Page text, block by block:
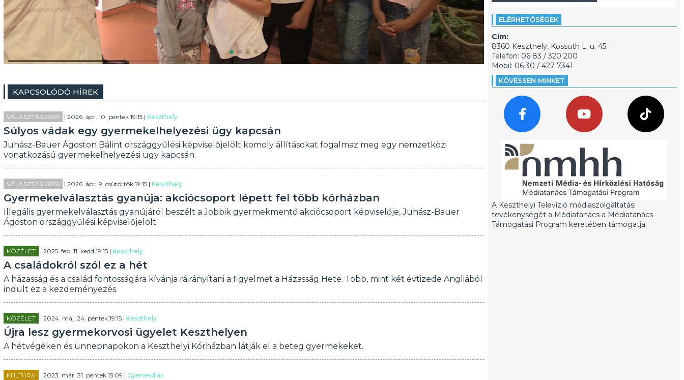
KAPCSOLÓDÓ HÍREK
VÁLASZTÁS 2026 | 2026. ápr. 10. péntek 19:15 | Keszthely
Súlyos vádak egy gyermekelhelyezési ügy kapcsán
Juhász-Bauer Ágoston Bálint országgyűlési képviselőjelölt komoly állításokat fogalmaz meg egy nemzetközi
vonatkozású gyermekelhelyezési ügy kapcsán.
VÁLASZTÁS 2026 | 2026. ápr. 9. csütörtök 19:15 | Keszthely
Gyermekelválasztás gyanúja: akciócsoport lépett fel több kórházban
Illegális gyermekelválasztás gyanújáról beszélt a Jobbik gyermekmentő akciócsoport képviselője, Juhász-Bauer
Ágoston országgyűlési képviselőjelölt.
KÖZÉLET | 2025. feb. 11. kedd 19:15 | Keszthely
A családokról szól ez a hét
A házasság és a család fontosságára kívánja ráirányítani a figyelmet a Házasság Hete. Több, mint két évtizede Angliából
indult ez a kezdeményezés.
KÖZÉLET | 2024. máj. 24. péntek 19:15 | Keszthely
Újra lesz gyermekorvosi ügyelet Keszthelyen
A hétvégéken és ünnepnapokon a Keszthelyi Kórházban látják el a beteg gyermekeket.
KULTÚRA | 2023. már. 31. péntek 15:09 | Gyenesdiás
ELÉRHETŐSÉGEK
Cím:
8360 Keszthely, Kossuth L. u. 45.
Telefon: 06 83 / 320 200
Mobil: 06 30 / 427 7341
KÖVESSEN MINKET
A Keszthelyi Televízió médiaszolgáltatási
tevékenységét a Médiatanács a Médiatanács
Támogatási Program keretében támogatja.